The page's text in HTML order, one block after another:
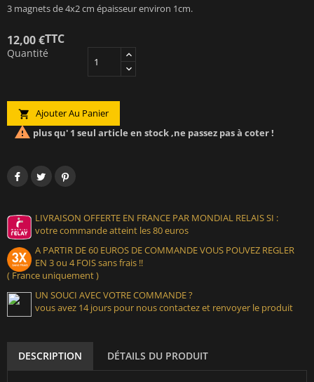
3 magnets de 4x2 cm épaisseur environ 1cm.
12,00 €TTC
Quantité
 Ajouter Au Panier
 plus qu' 1 seul article en stock ,ne passez pas à coter !
LIVRAISON OFFERTE EN FRANCE PAR MONDIAL RELAIS SI :
votre commande atteint les 80 euros
A PARTIR DE 60 EUROS DE COMMANDE VOUS POUVEZ REGLER
EN 3 ou 4 FOIS sans frais !!
( France uniquement )
UN SOUCI AVEC VOTRE COMMANDE ?
vous avez 14 jours pour nous contactez et renvoyer le produit
DESCRIPTION DÉTAILS DU PRODUIT